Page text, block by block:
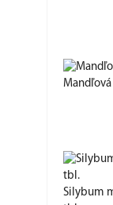
Silybum